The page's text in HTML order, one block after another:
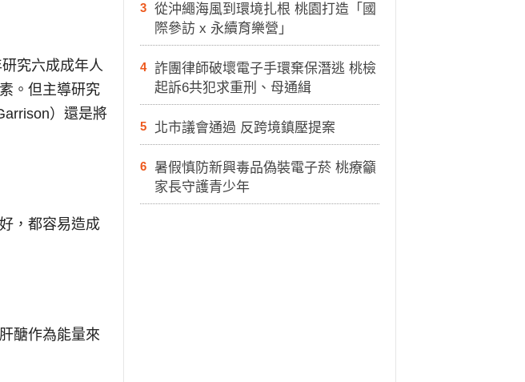
究六成成年人
。但主導研究
）還是將
，都容易造成
醣作為能量來
3
從沖繩海風到環境扎根 桃園打造「國
際參訪 x 永續育樂營」
4
詐團律師破壞電子手環棄保潛逃 桃檢
起訴6共犯求重刑、母通緝
5 北市議會通過 反跨境鎮壓提案
6
暑假慎防新興毒品偽裝電子菸 桃療籲
家長守護青少年